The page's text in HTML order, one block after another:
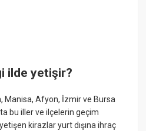
ilde yetişir?
Manisa, Afyon, İzmir ve Bursa
bu iller ve ilçelerin geçim
kirazlar yurt dışına ihraç